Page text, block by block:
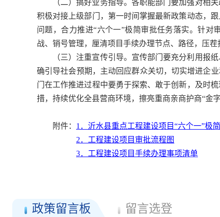
（二）搞好业务指导。各职能部门要加强对相
积极对接上级部门，第一时间掌握最新政策动态，
问题，合力推进“六个一”极简审批任务落实。针
战、销号管理，厘清项目手续办理节点、路径，压
（三）注重宣传引导。宣传部门要充分利用报
确引导社会预期，主动回应群众关切，切实增进企
门在工作推进过程中要勇于探索、敢于创新，及时
措，持续优化全县营商环境，擦亮重商亲商护商“金
附件： 1．沂水县重点工程建设项目“六个一”极
2．工程建设项目审批流程图
3．工程建设项目手续办理事项清单